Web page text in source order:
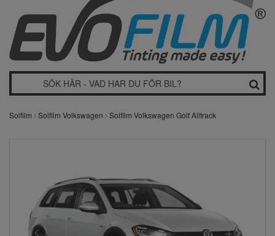
Solfilm Solfilm Volkswagen Solfilm Volkswagen Golf Alltrack